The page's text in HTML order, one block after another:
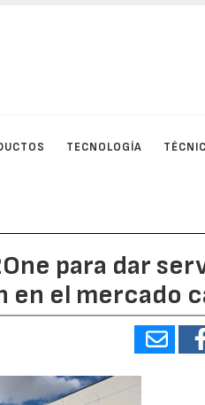
TECNOLOGÍA
para dar
en el mercado